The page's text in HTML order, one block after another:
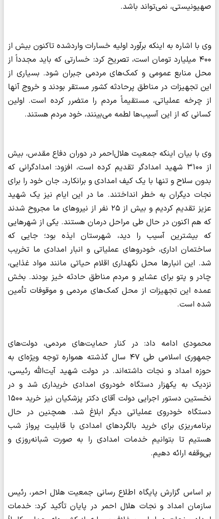
صهیونیستی، نمی‌تواند باشد.
وی با اشاره به اینکه برآورد اولیه خسارات واردشده تاکنون بیش از
۴۰۰ میلیارد تومان است، تصریح کرد: خسارتی که باید مجدداً از
محل منابع عمومی و کمک‌های مردمی جبران شود. بسیاری از
این تجهیزات در مناطق پرحادثه کشور مستقر بودند و خروج آنها
از چرخه عملیاتی، مستقیماً مردم را متضرر کرده است. اولین
کسانی که از این آسیب‌ها لطمه می‌بینند، خود مردم هستند.
وی با بیان اینکه جمعیت هلال‌احمر در دوران دفاع مقدس، بیش
از ۳۱۰۰ شهید امدادگر تقدیم کرده است، افزود: امدادگرانی که
بدون سلاح و تنها با یک کیف امدادی و برانکارد، جان خود را برای
نجات دیگران به خطر انداختند. ما در این ایام نیز یک شهید
عزیز تقدیم کردیم و بیش از ۲۵ نفر از نیروهای ما مجروح شدند
که هم‌ اکنون در حال طی مراحل درمان هستند. یکی از شهرهایی
که بیشترین آسیب را دید، شهرستان ایذه بود؛ جایی که
ساختمان اداری، خودروهای عملیاتی و انبار امدادی ما تخریب
شد. این انبارها محل نگهداری اقلام حیاتی مانند مواد غذایی،
چادر و پتو برای عشایر و مردم مناطق حادثه‌ خیز بودند. بخش
عمده این تجهیزات از محل کمک‌های مردمی و موقوفات تأمین
شده است.
محمودی ادامه داد: در کنار حمایت‌های مردمی، دولت‌های
جمهوری اسلامی طی ۴۷ سال گذشته همواره توجه ویژه‌ای به
حوزه امداد و نجات داشته‌اند. در دولت شهید آیت‌الله رئیسی،
نزدیک به یکهزار دستگاه خودروی امدادی خریداری شد و در
نخستین دستور اجرایی دولت آقای دکتر پزشکیان نیز خرید ۱۵۰۰
دستگاه خودروی عملیاتی دیگر ابلاغ شد. همچنین در حال
برنامه‌ریزی برای خرید بالگردهای امدادی با قابلیت پرواز شب
هستیم تا بتوانیم خدمات امدادی را به‌ صورت شبانه‌روزی و
بی‌وقفه ارائه دهیم.
بر اساس گزارش پایگاه اطلاع رسانی جمعیت هلال احمر، رئیس
سازمان امداد و نجات هلال احمر در پایان تأکید کرد: خدمات